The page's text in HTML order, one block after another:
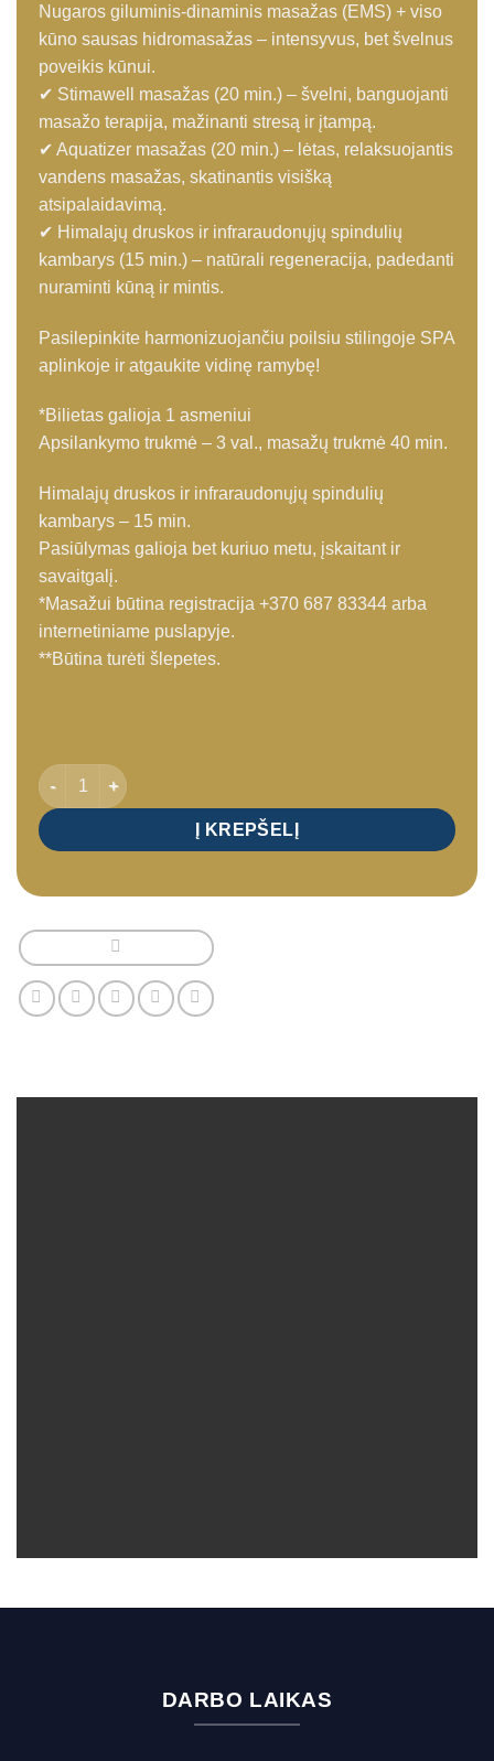
Nugaros giluminis-dinaminis masažas (EMS) + viso
kūno sausas hidromasažas – intensyvus, bet švelnus
poveikis kūnui.
✔ Stimawell masažas (20 min.) – švelni, banguojanti
masažo terapija, mažinanti stresą ir įtampą.
✔ Aquatizer masažas (20 min.) – lėtas, relaksuojantis
vandens masažas, skatinantis visišką
atsipalaidavimą.
✔ Himalajų druskos ir infraraudonųjų spindulių
kambarys (15 min.) – natūrali regeneracija, padedanti
nuraminti kūną ir mintis.
Pasilepinkite harmonizuojančiu poilsiu stilingoje SPA
aplinkoje ir atgaukite vidinę ramybę!
*Bilietas galioja 1 asmeniui
Apsilankymo trukmė – 3 val., masažų trukmė 40 min.
Himalajų druskos ir infraraudonųjų spindulių
kambarys – 15 min.
Pasiūlymas galioja bet kuriuo metu, įskaitant ir
savaitgalį.
*Masažui būtina registracija +370 687 83344 arba
internetiniame puslapyje.
**Būtina turėti šlepetes.
produkto kiekis: SPA programa – relaksacinė programa
Į KREPŠELĮ
DARBO LAIKAS